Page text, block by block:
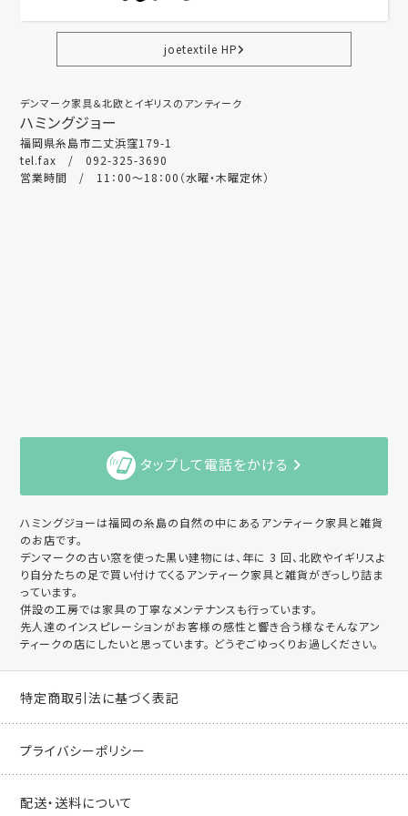
joetextile HP
デンマーク家具＆北欧とイギリスのアンティーク
ハミングジョー
福岡県糸島市二丈浜窪179-1
tel.fax / 092-325-3690
営業時間 / 11：00～18：00（水曜・木曜定休）
タップして電話をかける
ハミングジョーは福岡の糸島の自然の中にあるアンティーク家具と雑貨
のお店です。
デンマークの古い窓を使った黒い建物には、年に 3 回、北欧やイギリスよ
り自分たちの足で買い付けてくるアンティーク家具と雑貨がぎっしり詰ま
っています。
併設の工房では家具の丁寧なメンテナンスも行っています。
先人達のインスピレーションがお客様の感性と響き合う様なそんなアン
ティークの店にしたいと思っています。 どうぞごゆっくりお過しください。
特定商取引法に基づく表記
プライバシーポリシー
配送・送料について